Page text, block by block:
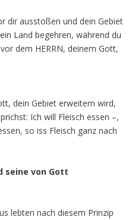
dir ausstoßen und dein Gebiet
Land begehren, während du
dem HERRN, deinem Gott,
dein Gebiet erweitern wird,
Ich will Fleisch essen –,
so iss Fleisch ganz nach
seine von Gott
lebten nach diesem Prinzip